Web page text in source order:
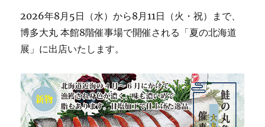
2026年8月5日（水）から8月11日（火・祝）まで、
博多大丸 本館8階催事場で開催される「夏の北海道
展」に出店いたします。